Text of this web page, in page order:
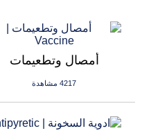
أمصال وتطعيمات
4217 مشاهدة